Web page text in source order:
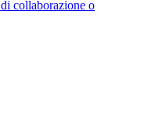
collaborazione o